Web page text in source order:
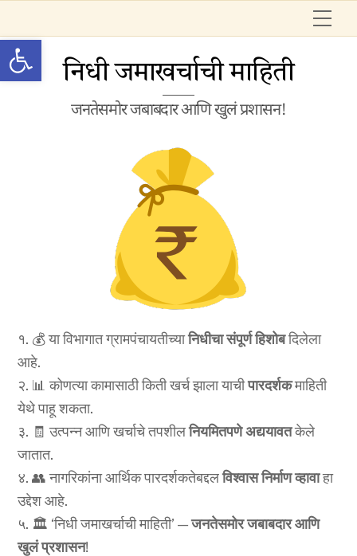
Open toolbar
to
content
निधी जमाखर्चाची माहिती
जनतेसमोर जबाबदार आणि खुलं प्रशासन!
१. 💰 या विभागात ग्रामपंचायतीच्यानिधीचा संपूर्ण हिशोबदिलेला
आहे.
२. 📊 कोणत्या कामासाठी किती खर्च झाला याचीपारदर्शकमाहिती
येथे पाहू शकता.
३. 🧾 उत्पन्न आणि खर्चाचे तपशीलनियमितपणे अद्ययावतकेले
जातात.
४. 👥 नागरिकांना आर्थिक पारदर्शकतेबद्दलविश्वास निर्माणव्हावाहा
उद्देश आहे.
५. 🏛️ ‘निधी जमाखर्चाची माहिती’ —जनतेसमोर जबाबदार आणि
खुलं प्रशासन!